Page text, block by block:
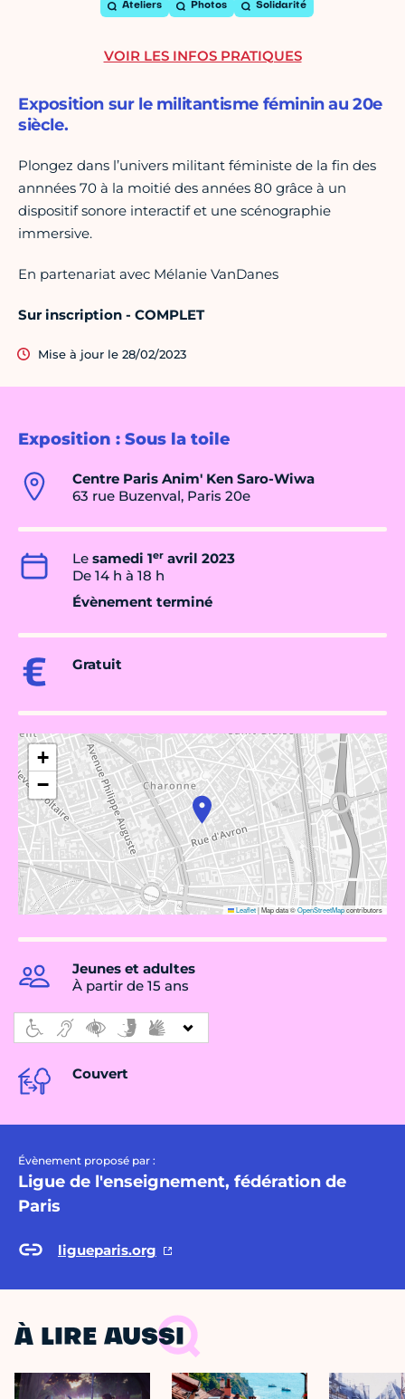
Ateliers Photos Solidarité
Exposition : Sous la toile
Centre Paris Anim' Ken Saro-Wiwa
63 rue Buzenval, Paris 20e
Le samedi 1er avril 2023
De 14 h à 18 h
Évènement terminé
Gratuit
+
−
Leaflet|Map data ©OpenStreetMapcontributors
Jeunes et adultes
À partir de 15 ans
Couvert
Évènement proposé par :
Ligue de l'enseignement, fédération de
Paris
ligueparis.org
Exposition sur le militantisme féminin au 20e
siècle.
Plongez dans l’univers militant féministe de la fin des
annnées 70 à la moitié des années 80 grâce à un
dispositif sonore interactif et une scénographie
immersive.
En partenariat avec Mélanie VanDanes
Sur inscription - COMPLET
Mise à jour le 28/02/2023
VOIR LES INFOS PRATIQUES
À LIRE AUSSI